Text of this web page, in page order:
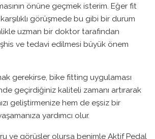
önüne geçmek isterim. Eğer fit
görüşmede bu gibi bir durum
uzman bir doktor tarafından
ve tedavi edilmesi büyük önem
gerekirse, bike fitting uygulaması
geçirdiğiniz kaliteli zamanı artırarak
geliştirmenize hem de eşsiz bir
yardımcı olur.
ve görüşler olursa benimle Aktif Pedal